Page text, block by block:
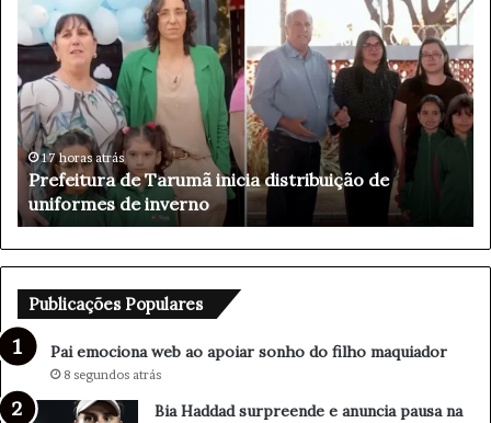
a
i
m
o
c
i
o
n
a
w
e
b
a
o
3 horas atrás
Pai emociona web ao apoiar sonho do filho
maquiador
Publicações Populares
Pai emociona web ao apoiar sonho do filho maquiador
8 segundos atrás
Bia Haddad surpreende e anuncia pausa na